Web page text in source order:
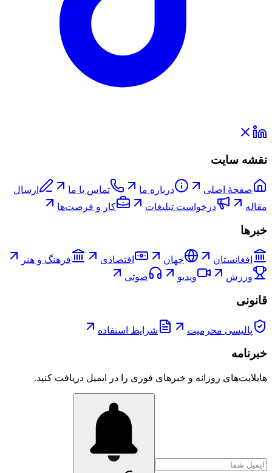
نقشه سایت
صفحۀ اصلی درباره ما تماس با ما
ارسال
مقاله
درخواست تبلیغات کار و فرصت‌ها
خبرها
افغانستان جهان اقتصادی
فرهنگ و هنر
ورزش
ویدیو صوتی
قانونی
پالیسی محرمیت شرایط استفاده
خبرنامه
هایلایت‌های روزانه و خبرهای فوری را در ایمیل دریافت کنید.